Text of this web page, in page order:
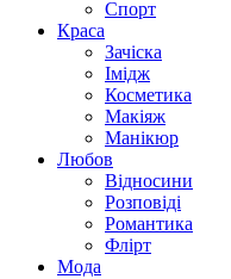
Спорт
Краса
Зачіска
Імідж
Косметика
Макіяж
Манікюр
Любов
Відносини
Розповіді
Романтика
Флірт
Мода